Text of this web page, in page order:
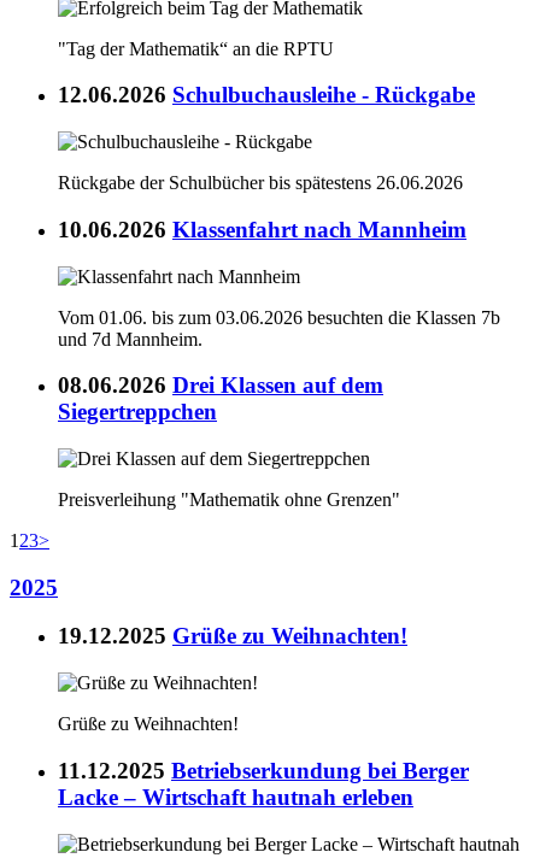
"Tag der Mathematik“ an die RPTU
12.06.2026 Schulbuchausleihe - Rückgabe
Rückgabe der Schulbücher bis spätestens 26.06.2026
10.06.2026 Klassenfahrt nach Mannheim
Vom 01.06. bis zum 03.06.2026 besuchten die Klassen 7b
und 7d Mannheim.
08.06.2026 Drei Klassen auf dem
Siegertreppchen
Preisverleihung "Mathematik ohne Grenzen"
1 23>
2025
19.12.2025 Grüße zu Weihnachten!
Grüße zu Weihnachten!
11.12.2025 Betriebserkundung bei Berger
Lacke – Wirtschaft hautnah erleben